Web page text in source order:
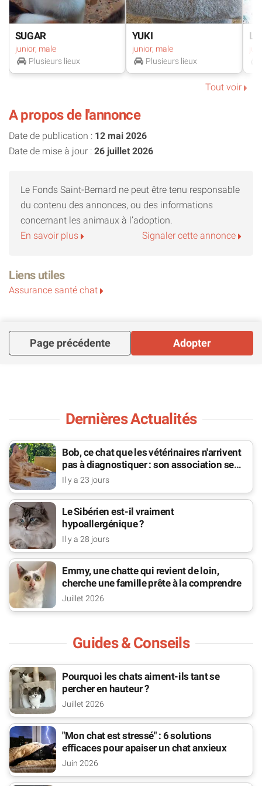
SUGAR
junior, male
Plusieurs lieux
YUKI
junior, male
Plusieurs lieux
Tout voir
A propos de l'annonce
Date de publication : 12 mai 2026
Date de mise à jour : 26 juillet 2026
Le Fonds Saint-Bernard ne peut être tenu responsable
du contenu des annonces, ou des informations
concernant les animaux à l’adoption.
En savoir plus
Signaler cette annonce
Liens utiles
Assurance santé chat
Page précédente Adopter
Dernières Actualités
Bob, ce chat que les vétérinaires n'arrivent
pas à diagnostiquer : son association se
bat pour lui
Il y a 23 jours
Le Sibérien est-il vraiment
hypoallergénique ?
Il y a 28 jours
Emmy, une chatte qui revient de loin,
cherche une famille prête à la comprendre
Juillet 2026
Guides & Conseils
Pourquoi les chats aiment-ils tant se
percher en hauteur ?
Juillet 2026
"Mon chat est stressé" : 6 solutions
efficaces pour apaiser un chat anxieux
Juin 2026